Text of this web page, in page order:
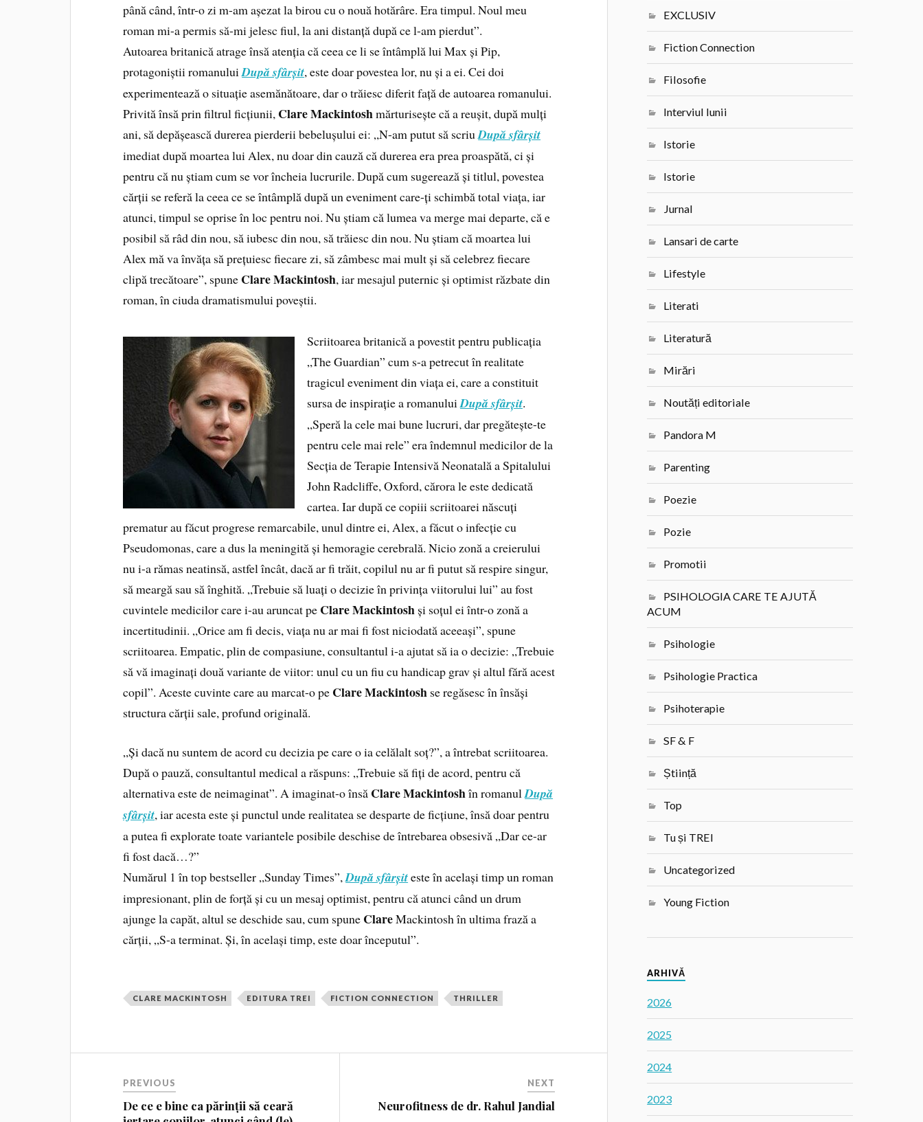
până când, într-o zi m-am așezat la birou cu o nouă hotărâre. Era timpul. Noul meu
roman mi-a permis să-mi jelesc fiul, la ani distanță după ce l-am pierdut”.
Autoarea britanică atrage însă atenția că ceea ce li se întâmplă lui Max și Pip,
protagoniștii romanuluiDupă sfârșit, este doar povestea lor, nu și a ei. Cei doi
experimentează o situație asemănătoare, dar o trăiesc diferit față de autoarea romanului.
Privită însă prin filtrul ficțiunii, Clare Mackintoshmărturisește că a reușit, după mulți
ani, să depășească durerea pierderii bebelușului ei: „N-am putut să scriuDupă sfârșit
imediat după moartea lui Alex, nu doar din cauză că durerea era prea proaspătă, ci și
pentru că nu știam cum se vor încheia lucrurile. După cum sugerează și titlul, povestea
cărții se referă la ceea ce se întâmplă după un eveniment care-ți schimbă total viața, iar
atunci, timpul se oprise în loc pentru noi. Nu știam că lumea va merge mai departe, că e
posibil să râd din nou, să iubesc din nou, să trăiesc din nou. Nu știam că moartea lui
Alex mă va învăța să prețuiesc fiecare zi, să zâmbesc mai mult și să celebrez fiecare
clipă trecătoare”, spune Clare Mackintosh, iar mesajul puternic și optimist răzbate din
roman, în ciuda dramatismului poveștii.
Scriitoarea britanică a povestit pentru publicația
„The Guardian” cum s-a petrecut în realitate
tragicul eveniment din viața ei, care a constituit
sursa de inspirație a romanuluiDupă sfârșit.
„Speră la cele mai bune lucruri, dar pregătește-te
pentru cele mai rele” era îndemnul medicilor de la
Secția de Terapie Intensivă Neonatală a Spitalului
John Radcliffe, Oxford, cărora le este dedicată
cartea. Iar după ce copiii scriitoarei născuți
prematur au făcut progrese remarcabile, unul dintre ei, Alex, a făcut o infecție cu
Pseudomonas, care a dus la meningită și hemoragie cerebrală. Nicio zonă a creierului
nu i-a rămas neatinsă, astfel încât, dacă ar fi trăit, copilul nu ar fi putut să respire singur,
să meargă sau să înghită. „Trebuie să luați o decizie în privința viitorului lui” au fost
cuvintele medicilor care i-au aruncat pe Clare Mackintosh și soțul ei într-o zonă a
incertitudinii. „Orice am fi decis, viața nu ar mai fi fost niciodată aceeași”, spune
scriitoarea. Empatic, plin de compasiune, consultantul i-a ajutat să ia o decizie: „Trebuie
să vă imaginați două variante de viitor: unul cu un fiu cu handicap grav și altul fără acest
copil”. Aceste cuvinte care au marcat-o pe Clare Mackintosh se regăsesc în însăși
structura cărții sale, profund originală.
„Și dacă nu suntem de acord cu decizia pe care o ia celălalt soț?”, a întrebat scriitoarea.
După o pauză, consultantul medical a răspuns: „Trebuie să fiți de acord, pentru că
alternativa este de neimaginat”. A imaginat-o însă Clare Mackintoshîn romanulDupă
sfârșit, iar acesta este și punctul unde realitatea se desparte de ficțiune, însă doar pentru
a putea fi explorate toate variantele posibile deschise de întrebarea obsesivă „Dar ce-ar
fi fost dacă…?”
Numărul 1 în top bestseller „Sunday Times”,După sfârșiteste în același timp un roman
impresionant, plin de forță și cu un mesaj optimist, pentru că atunci când un drum
ajunge la capăt, altul se deschide sau, cum spune ClareMackintosh în ultima frază a
cărții, „S‑a terminat. Și, în același timp, este doar începutul”.
CLARE MACKINTOSH EDITURA TREI FICTION CONNECTION THRILLER
PREVIOUS
De ce e bine ca părinții să ceară
NEXT
Neurofitness de dr. Rahul Jandial
EXCLUSIV
Fiction Connection
Filosofie
Interviul lunii
Istorie
Istorie
Jurnal
Lansari de carte
Lifestyle
Literati
Literatură
Mirări
Noutăți editoriale
Pandora M
Parenting
Poezie
Pozie
Promotii
PSIHOLOGIA CARE TE AJUTĂ
ACUM
Psihologie
Psihologie Practica
Psihoterapie
SF & F
Știință
Top
Tu și TREI
Uncategorized
Young Fiction
ARHIVĂ
2026
2025
2024
2023